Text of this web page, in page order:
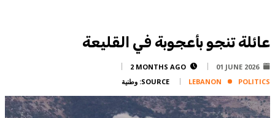
Advertise
عائلة تنجو بأعجوبة في القليعة
01 JUNE 2026
2 MONTHS AGO
LEBANON
POLITICS
SOURCE: وطنية